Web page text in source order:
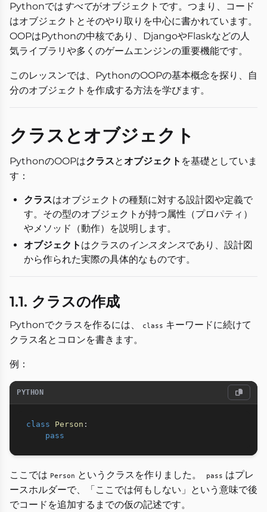
Pythonではすべてがオブジェクトです。つまり、コード
はオブジェクトとそのやり取りを中心に書かれています。
OOPはPythonの中核であり、DjangoやFlaskなどの人
気ライブラリや多くのゲームエンジンの重要機能です。
このレッスンでは、PythonのOOPの基本概念を探り、自
分のオブジェクトを作成する方法を学びます。
クラスとオブジェクト
PythonのOOPはクラスと オブジェクト を基礎としていま
す：
クラスはオブジェクトの種類に対する設計図や定義で
す。その型のオブジェクトが持つ属性（プロパティ）
やメソッド（動作）を説明します。
オブジェクト はクラスのインスタンスであり、設計図
から作られた実際の具体的なものです。
1.1. クラスの作成
Pythonでクラスを作るには、 class キーワードに続けて
クラス名とコロンを書きます。
例：
PYTHON
class Person :
pass
ここでは Person というクラスを作りました。 pass はプレ
ースホルダーで、「ここでは何もしない」という意味で後
でコードを追加するまでの仮の記述です。